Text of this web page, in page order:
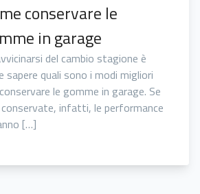
conservare le
in garage
del cambio stagione è
sapere quali sono i modi migliori
le gomme in garage. Se
infatti, le performance
[…]